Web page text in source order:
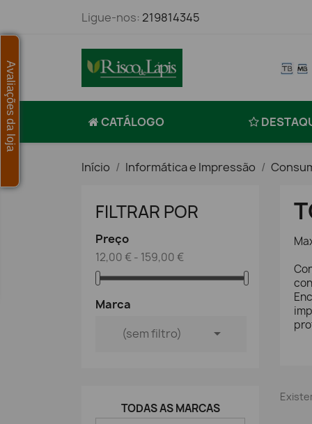
Ligue-nos: 219814345
CATÁLOGO
Início Informática e Impressão
FILTRAR POR
Preço
12,00 € - 159,00 €
Marca
(sem filtro)

TODAS AS MARCAS
Avaliações da loja